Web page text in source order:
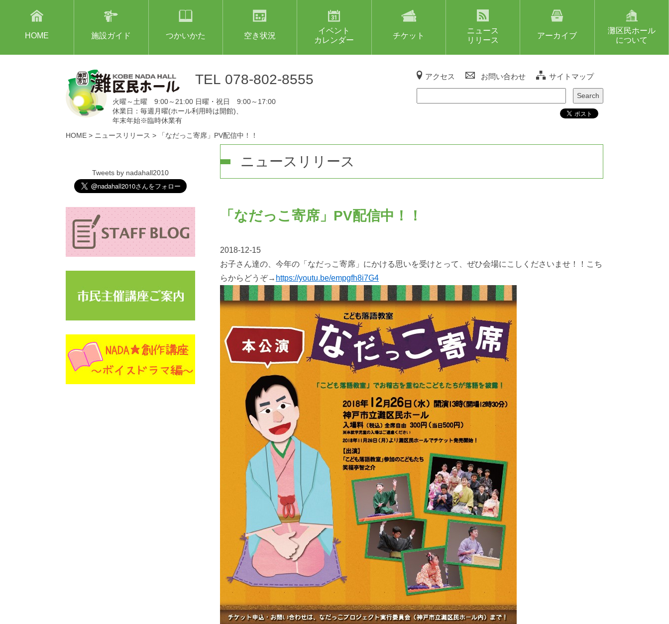
HOME 施設ガイド つかいかた 空き状況
イベント
カレンダー
チケット
ニュース
リリース
アーカイブ
灘区民ホール
について
TEL 078-802-8555
火曜～土曜 9:00～21:00 日曜・祝日 9:00～17:00
休業日：毎週月曜(ホール利用時は開館)、
年末年始※臨時休業有
アクセス お問い合わせ サイトマップ
HOME > ニュースリリース > 「なだっこ寄席」PV配信中！！
ニュースリリース
「なだっこ寄席」PV配信中！！
2018-12-15
お子さん達の、今年の「なだっこ寄席」にかける思いを受けとって、ぜひ会場にこしくださいませ！！こち
らからどうぞ→ https://youtu.be/empgfh8i7G4
Tweets by nadahall2010